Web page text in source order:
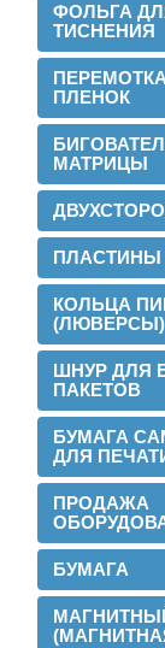
ФОЛЬГА
ТИСНЕНИЯ
ПЛЕНОК
МАТРИЦЫ
КОЛЬЦА
(ЛЮВЕРСЫ)
ШНУР ДЛЯ
ПАКЕТОВ
БУМАГА
ДЛЯ
ПРОДАЖА
БУМАГА
2016-02-24
Установли
1 дюйм